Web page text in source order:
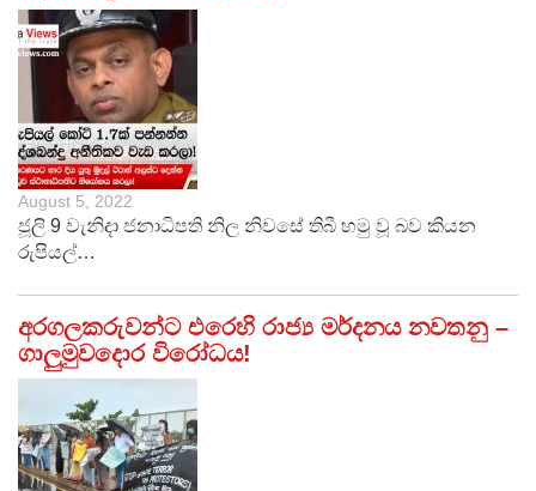
August 5, 2022
ජූලි 9 වැනිදා ජනාධිපති නිල නිවසේ තිබී හමු වූ බව කියන
රුපියල්…
අරගලකරුවන්ට එරෙහි රාජ්‍ය මර්දනය නවතනු –
ගාලුමුවදොර විරෝධය!